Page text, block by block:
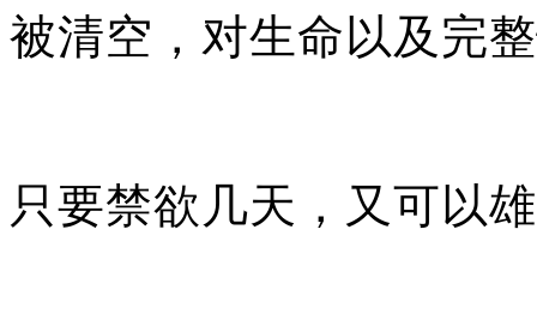
被清空，对生命以及完
只要禁欲几天，又可以